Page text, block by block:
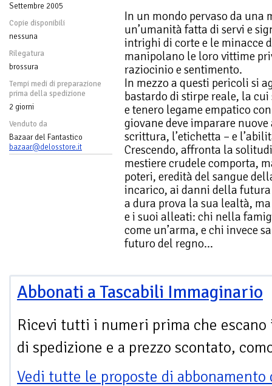
Settembre 2005
Copie disponibili
nessuna
Rilegatura
brossura
Tempi medi di preparazione
prima della spedizione
2 giorni
Venduto da
Bazaar del Fantastico
bazaar@delosstore.it
In un mondo pervaso da una
un’umanità fatta di servi e
intrighi di corte e le minacce
manipolano le loro vittime
raziocinio e sentimento.
In mezzo a questi pericoli si
bastardo di stirpe reale, la
e tenero legame empatico
giovane deve imparare
scrittura, l’etichetta – e
Crescendo, affronta la
mestiere crudele comporta,
poteri, eredità del sangue
incarico, ai danni della futura
a dura prova la sua lealtà,
e i suoi alleati: chi nella
come un’arma, e chi invece
futuro del regno…
Abbonati a Tascabili Immaginario
Ricevi tutti i numeri prima che escano
di spedizione e a prezzo scontato,
Vedi tutte le proposte di